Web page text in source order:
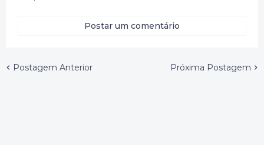
Postar um comentário
Postagem Anterior Próxima Postagem